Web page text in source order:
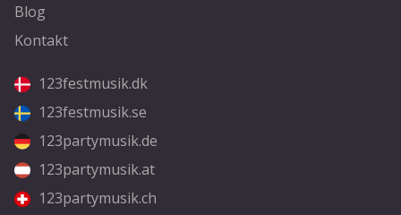
Blog
Kontakt
123festmusik.dk
123festmusik.se
123partymusik.de
123partymusik.at
123partymusik.ch